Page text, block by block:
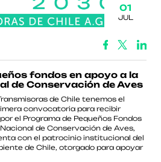
01
JUL
fondos en apoyo a la
de Conservación de Aves
de Chile tenemos el
convocatoria para recibir
el Programa de Pequeños Fondos
de Conservación de Aves,
con el patrocinio institucional del
de Chile, otorgado para apoyar